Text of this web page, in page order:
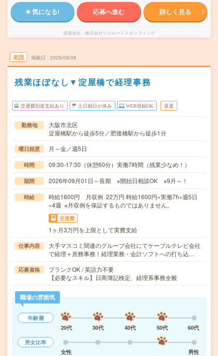
気になる! 応募へ進む 詳しく見る
派遣会社 株式会社リクルートスタッフィング
未読 掲載日 2026/08/08
残業ほぼなし▼淀屋橋で経理事務
交通費別途支給あり 土日祝日が休み WEB登録OK 派遣
勤務地
大阪市北区
淀屋橋駅から徒歩5分／肥後橋駅から徒歩1分
曜日頻度 月～金／週5日
時間 09:30-17:30（休憩60分）実働7時間（残業少なめ！）
期間 2026年09月01日～長期 ※開始日相談OK ※9月～！
時給
時給1600円 月収例 22万円 時給1600円×実働7h×週5日
×4週 ※月収例を保証するものではありません。
交通費
1ヶ月3万円を上限として実費支給
仕事内容
大手マスコミ関連のグループ会社にてケーブルテレビ会社
で経理＋庶務事務！経理業務・会計ソフトへの打ち込…
応募資格
ブランクOK / 英語力不要
【必要なスキル】日商簿記検定、経理系事務全般
職場の雰囲気
年齢層
20代
30代 40代 50代
60代
男女比率
女性
男性